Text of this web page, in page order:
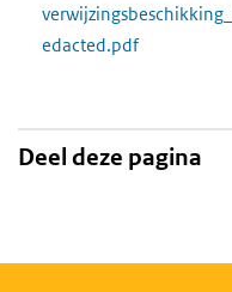
edacted.pdf
Deel deze pagina